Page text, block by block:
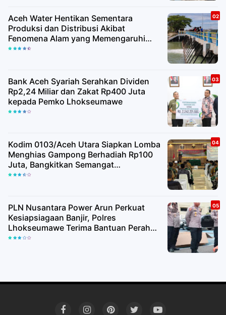
Aceh Water Hentikan Sementara
Produksi dan Distribusi Akibat
Fenomena Alam yang Memengaruhi
Kualitas Air Baku
Bank Aceh Syariah Serahkan Dividen
Rp2,24 Miliar dan Zakat Rp400 Juta
kepada Pemko Lhokseumawe
Kodim 0103/Aceh Utara Siapkan Lomba
Menghias Gampong Berhadiah Rp100
Juta, Bangkitkan Semangat
Kemerdekaan hingga Pelosok Desa
PLN Nusantara Power Arun Perkuat
Kesiapsiagaan Banjir, Polres
Lhokseumawe Terima Bantuan Perahu
Karet